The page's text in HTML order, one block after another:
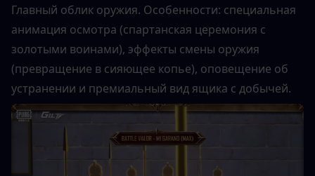
Главный облик оружия. Особенности: специальная
анимация осмотра (спартанская церемония с
золотыми воинами), эффекты смены оружия
(превращение в сияющее копье), оповещение об
устранении и премиальный вид ящика с добычей.